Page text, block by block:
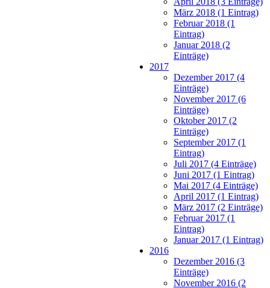
März 2018 (1 Eintrag)
Februar 2018 (1
Eintrag)
Januar 2018 (2
Einträge)
2017
Dezember 2017 (4
Einträge)
November 2017 (6
Einträge)
Oktober 2017 (2
Einträge)
September 2017 (1
Eintrag)
Juli 2017 (4 Einträge)
Juni 2017 (1 Eintrag)
Mai 2017 (4 Einträge)
April 2017 (1 Eintrag)
März 2017 (2 Einträge)
Februar 2017 (1
Eintrag)
Januar 2017 (1 Eintrag)
2016
Dezember 2016 (3
Einträge)
November 2016 (2